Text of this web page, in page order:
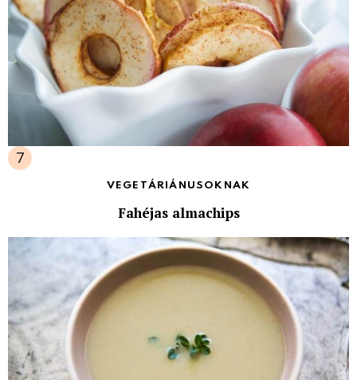
VEGETÁRIÁNUSOKNAK
Fahéjas almachips